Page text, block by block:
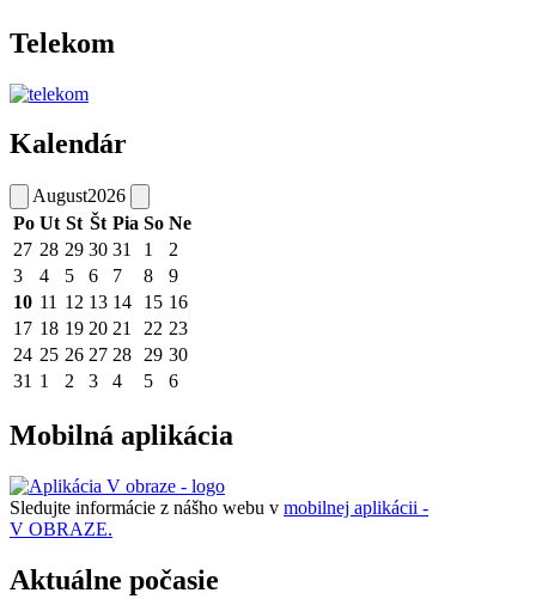
Telekom
Kalendár
August2026
Po Ut St Št Pia So Ne
27 28 29 30 31 1
2
3
4 5 6 7 8
9
10 11 12 13 14 15 16
17 18 19 20 21 22 23
24 25 26 27 28 29 30
31 1 2 3 4 5 6
Mobilná aplikácia
Sledujte informácie z nášho webu v mobilnej aplikácii -
V OBRAZE.
Aktuálne počasie